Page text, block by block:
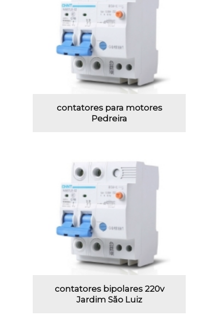
contatores para motores
Pedreira
contatores bipolares 220v
Jardim São Luiz